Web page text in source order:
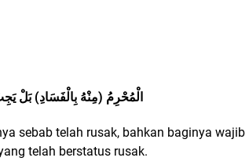
(وَلَايَخْرُجُ) الْمُحْرِمُ (مِنْهُ
sebab telah rusak, bahkan baginya wajib
telah berstatus rusak.